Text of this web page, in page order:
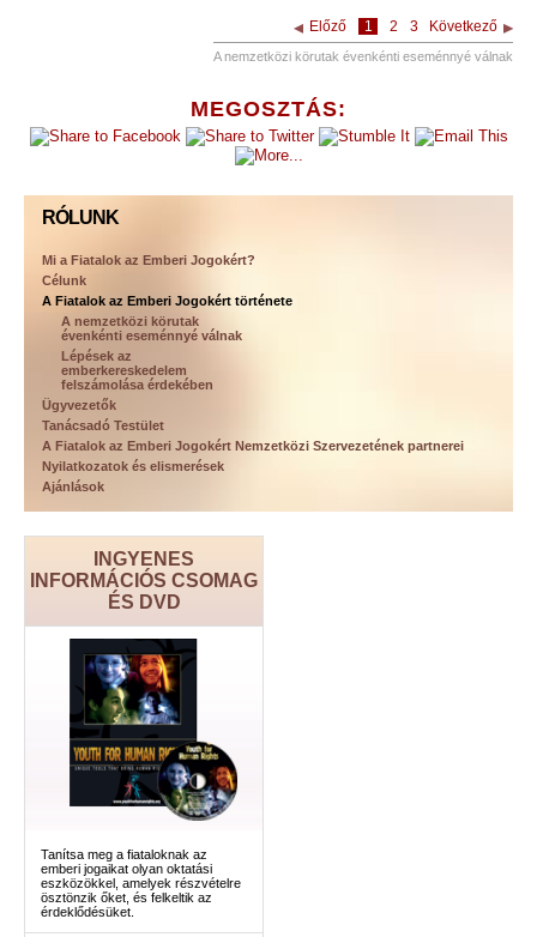
MEGOSZTÁS:
RÓLUNK
Mi a Fiatalok az Emberi Jogokért?
Célunk
A Fiatalok az Emberi Jogokért története
A nemzetközi körutak
évenkénti eseménnyé válnak
Lépések az
emberkereskedelem
felszámolása érdekében
Ügyvezetők
Tanácsadó Testület
A Fiatalok az Emberi Jogokért Nemzetközi Szervezetének partnerei
Nyilatkozatok és elismerések
Ajánlások
INGYENES
INFORMÁCIÓS CSOMAG
ÉS DVD
Tanítsa meg a fiataloknak az
emberi jogaikat olyan oktatási
eszközökkel, amelyek részvételre
ösztönzik őket, és felkeltik az
érdeklődésüket.
Előző 1 2 3 Következő
A nemzetközi körutak évenkénti eseménnyé válnak